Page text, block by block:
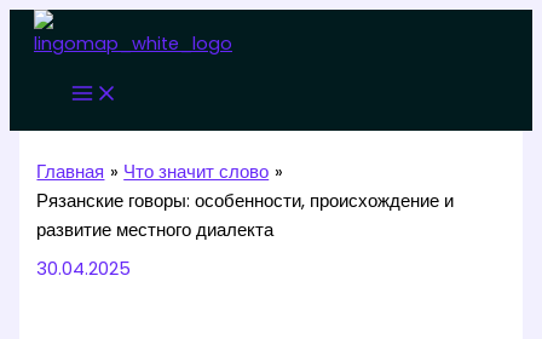
Перейти
содержимому
Главная
Что значит слово
Рязанские говоры: особенности, происхождение и
развитие местного диалекта
30.04.2025